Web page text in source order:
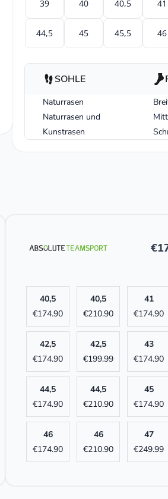
39 40 40,5 41
44,5 45 45,5 46
SOHLE
Naturrasen
Naturrasen und
Kunstrasen
€
40,5
€174.90
40,5
€210.90
41
€174.90
42,5
€174.90
42,5
€199.99
43
€174.90
44,5
€174.90
44,5
€210.90
45
€174.90
46
€174.90
46
€210.90
47
€249.99